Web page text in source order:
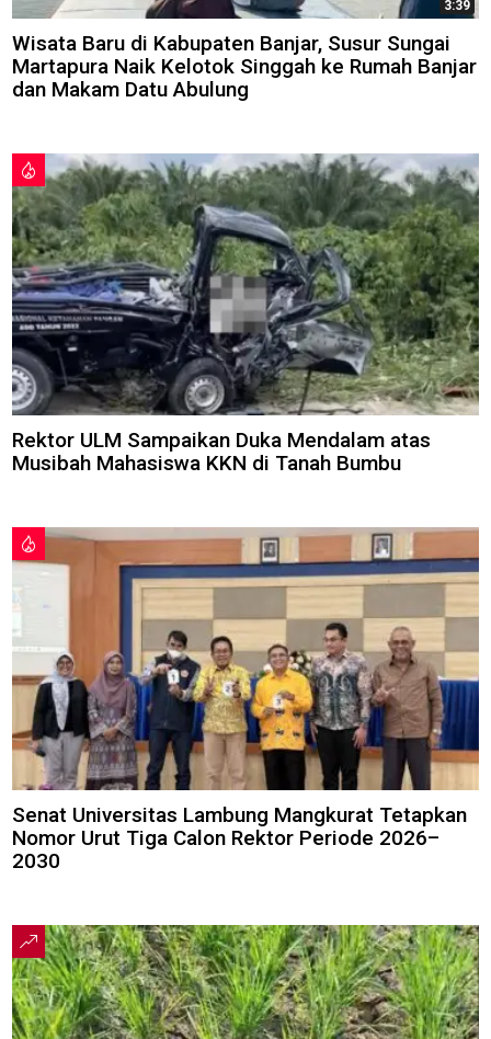
3:39
Wisata Baru di Kabupaten Banjar, Susur Sungai
Martapura Naik Kelotok Singgah ke Rumah Banjar
dan Makam Datu Abulung
Rektor ULM Sampaikan Duka Mendalam atas
Musibah Mahasiswa KKN di Tanah Bumbu
Senat Universitas Lambung Mangkurat Tetapkan
Nomor Urut Tiga Calon Rektor Periode 2026–
2030